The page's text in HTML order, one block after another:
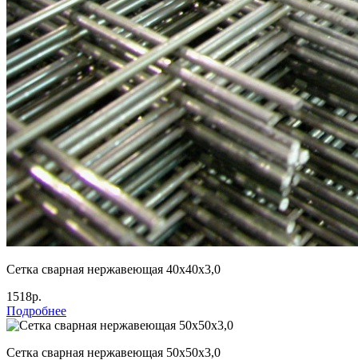
Сетка сварная нержавеющая 40х40х3,0
1518р.
Подробнее
Сетка сварная нержавеющая 50х50х3,0